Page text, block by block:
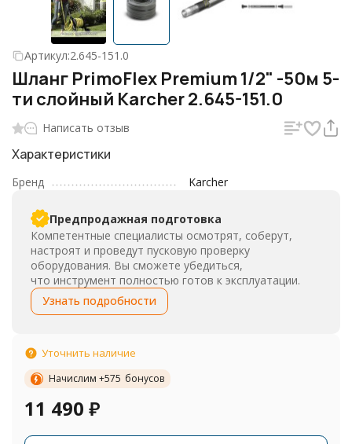
Артикул:2.645-151.0
Шланг PrimoFlex Premium 1/2" -50м 5-
ти слойный Karcher 2.645-151.0
Написать отзыв
Характеристики
Бренд Karcher
Предпродажная подготовка
Компетентные специалисты осмотрят, соберут,
настроят и проведут пусковую проверку
оборудования. Вы сможете убедиться,
что инструмент полностью готов к эксплуатации.
Узнать подробности
Уточнить наличие
Начислим +575 бонусов
11 490 ₽